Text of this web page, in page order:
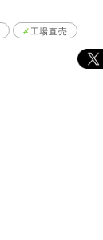
工場直売